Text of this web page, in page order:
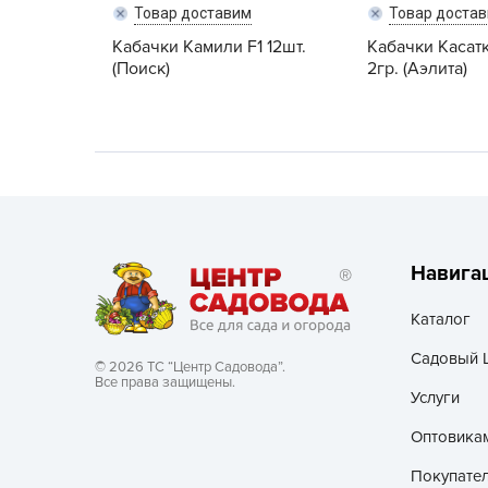
Хозяйственные товары
Товар доставим
Кабачки Камили F1 12шт.
(Поиск)
Товар
Кабачки
2гр. (Аэлита)
© 2026 ТС “Центр Садовода”.
Все права защищены.
Каталог
Садовый
Услуги